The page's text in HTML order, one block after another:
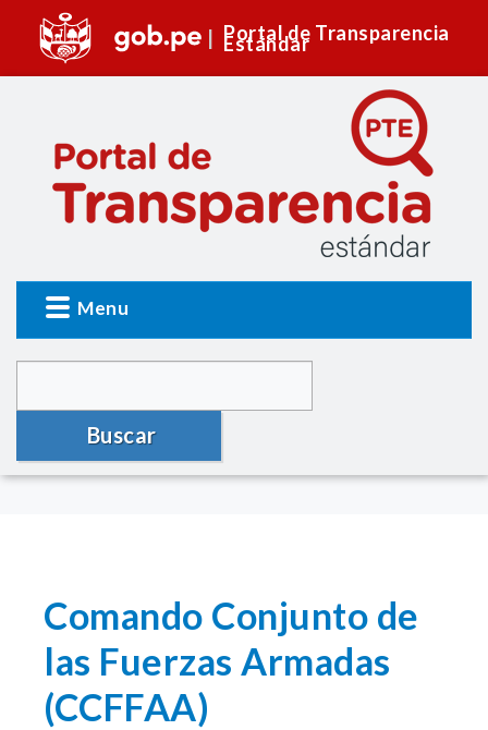
Portal de Transparencia
Estándar
Menu
Buscar
Comando Conjunto de
las Fuerzas Armadas
(CCFFAA)